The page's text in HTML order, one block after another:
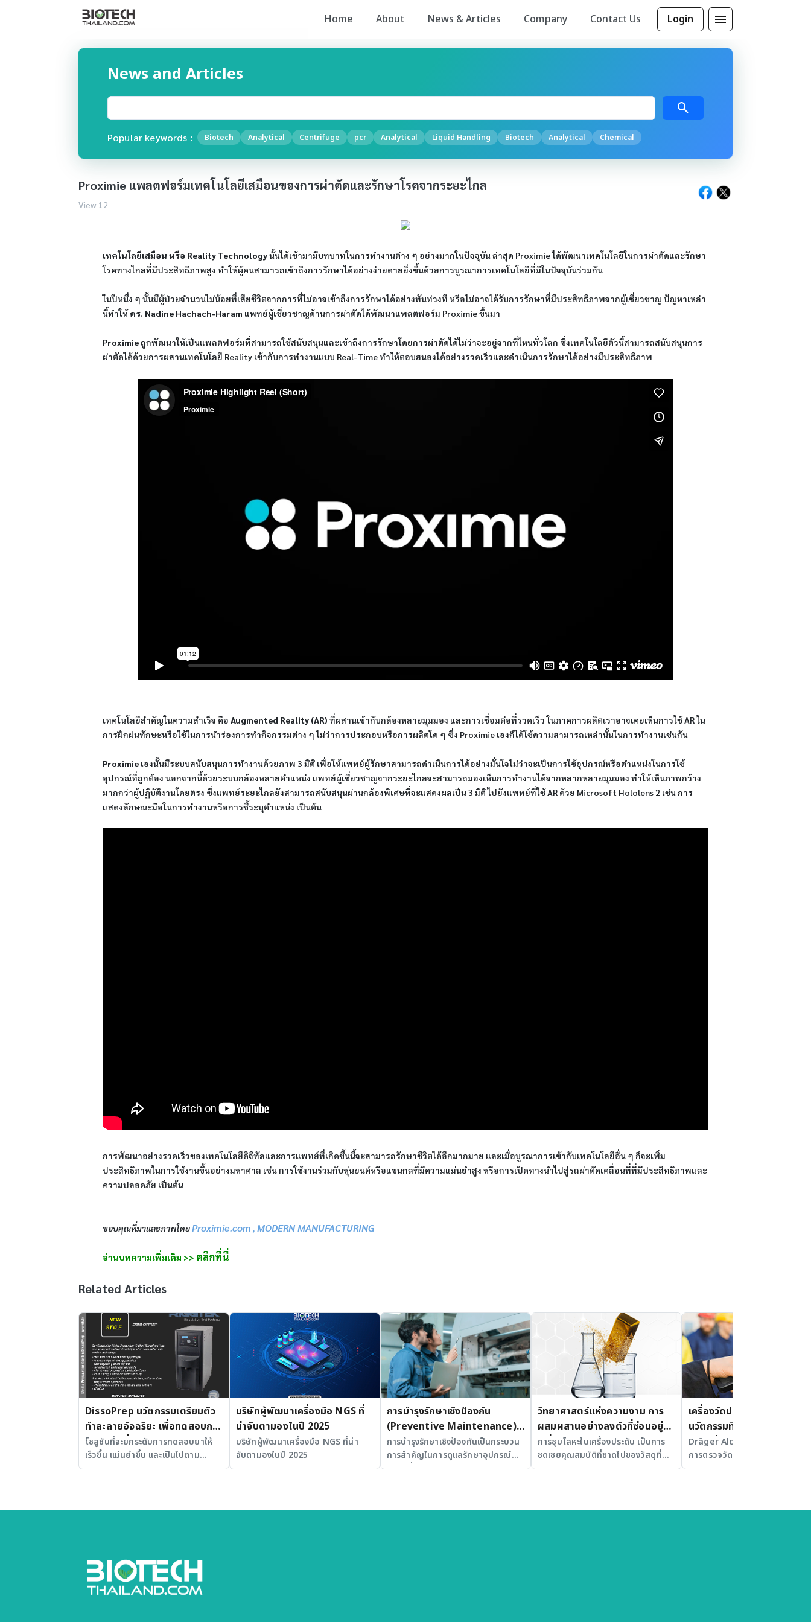
Home About News & Articles Company Contact Us Login
News and Articles
Popular keywords : Biotech Analytical Centrifuge pcr Analytical Liquid Handling Biotech Analytical Chemical
Proximie แพลตฟอร์มเทคโนโลยีเสมือนของการผ่าตัดและรักษาโรคจากระยะไกล
View 12
เทคโนโลยีเสมือน หรือ Reality Technologyนั้นได้เข้ามามีบทบาทในการทำงานต่าง ๆ อย่างมากในปัจจุบัน ล่าสุด Proximie ได้พัฒนาเทคโนโลยีในการผ่าตัดและรักษา
โรคทางไกลที่มีประสิทธิภาพสูง ทำให้ผู้คนสามารถเข้าถึงการรักษาได้อย่างง่ายดายยิ่งขึ้นด้วยการบูรณาการเทคโนโลยีที่มีในปัจจุบันร่วมกัน
ในปีหนึ่ง ๆ นั้นมีผู้ป่วยจำนวนไม่น้อยที่เสียชีวิตจากการที่ไม่อาจเข้าถึงการรักษาได้อย่างทันท่วงที หรือไม่อาจได้รับการรักษาที่มีประสิทธิภาพจากผู้เชี่ยวชาญ ปัญหาเหล่า
นี้ทำให้ดร. Nadine Hachach-Haram แพทย์ผู้เชี่ยวชาญด้านการผ่าตัดได้พัฒนาแพลตฟอร์ม Proximie ขึ้นมา
Proximieถูกพัฒนาให้เป็นแพลตฟอร์มที่สามารถใช้สนับสนุนและเข้าถึงการรักษาโดยการผ่าตัดได้ไม่ว่าจะอยู่จากที่ไหนทั่วโลก ซึ่งเทคโนโลยีตัวนี้สามารถสนับสนุนการ
ผ่าตัดได้ด้วยการผสานเทคโนโลยี Reality เข้ากับการทำงานแบบ Real-Time ทำให้ตอบสนองได้อย่างรวดเร็วและดำเนินการรักษาได้อย่างมีประสิทธิภาพ
เทคโนโลยีสำคัญในความสำเร็จ คือ Augmented Reality (AR) ที่ผสานเข้ากับกล้องหลายมุมมอง และการเชื่อมต่อที่รวดเร็ว ในภาคการผลิตเราอาจเคยเห็นการใช้ AR ใน
การฝึกฝนทักษะหรือใช้ในการนำร่องการทำกิจกรรมต่าง ๆ ไม่ว่าการประกอบหรือการผลิตใด ๆ ซึ่ง Proximie เองก็ได้ใช้ความสามารถเหล่านั้นในการทำงานเช่นกัน
Proximie เองนั้นมีระบบสนับสนุนการทำงานด้วยภาพ 3 มิติ เพื่อให้แพทย์ผู้รักษาสามารถดำเนินการได้อย่างมั่นใจไม่ว่าจะเป็นการใช้อุปกรณ์หรือตำแหน่งในการใช้
อุปกรณ์ที่ถูกต้อง นอกจากนี้ด้วยระบบกล้องหลายตำแหน่ง แพทย์ผู้เชี่ยวชาญจากระยะไกลจะสามารถมองเห็นการทำงานได้จากหลากหลายมุมมอง ทำให้เห็นภาพกว้าง
มากกว่าผู้ปฏิบัติงานโดยตรง ซึ่งแพทย์ระยะไกลยังสามารถสนับสนุนผ่านกล้องพิเศษที่จะแสดงผลเป็น 3 มิติ ไปยังแพทย์ที่ใช้ AR ด้วย Microsoft Hololens 2 เช่น การ
แสดงลักษณะมือในการทำงานหรือการชี้ระบุตำแหน่ง เป็นต้น
การพัฒนาอย่างรวดเร็วของเทคโนโลยีดิจิทัลและการแพทย์ที่เกิดขึ้นนี้จะสามารถรักษาชีวิตได้อีกมากมาย และเมื่อบูรณาการเข้ากับเทคโนโลยีอื่น ๆ ก็จะเพิ่ม
ประสิทธิภาพในการใช้งานขึ้นอย่างมหาศาล เช่น การใช้งานร่วมกับหุ่นยนต์หรือแขนกลที่มีความแม่นยำสูง หรือการเปิดทางนำไปสู่รถผ่าตัดเคลื่อนที่ที่มีประสิทธิภาพและ
ความปลอดภัย เป็นต้น
ขอบคุณที่มาและภาพโดยProximie.com , MODERN MANUFACTURING
อ่านบทความเพิ่มเติม >> คลิกที่นี่
Related Articles
DissoPrep นวัตกรรมเตรียมตัว
ทำละลายอัจฉริยะ เพื่อทดสอบการ
ละลายยาที่แม่นยำและได้
มาตรฐาน
โซลูชันที่จะยกระดับการทดสอบยาให้
เร็วขึ้น แม่นยำขึ้น และเป็นไปตาม
มาตรฐานสากล
บริษัทผู้พัฒนาเครื่องมือ NGS ที่
น่าจับตามองในปี 2025
บริษัทผู้พัฒนาเครื่องมือ NGS ที่น่า
จับตามองในปี 2025
การบำรุงรักษาเชิงป้องกัน
(Preventive Maintenance)
สำหรับ Fume Hood ในห้อง
ปฏิบัติการ
การบำรุงรักษาเชิงป้องกันเป็นกระบวน
การสำคัญในการดูแลรักษาอุปกรณ์
และเครื่องมือในห้องปฏิบัติการ
วิทยาศาสตร์แห่งความงาม การ
ผสมผสานอย่างลงตัวที่ซ่อนอยู่ใน
เครื่องประดับ
การชุบโลหะในเครื่องประดับ เป็นการ
ชดเชยคุณสมบัติที่ขาดไปของวัสดุที่
เป็นตัวถูกชุบ
เครื่องวัดปริมาณแอลกอฮอล์
นวัตกรรมที่ก้าวสู่ความปลอด
อย่างยั่งยืน
Dräger Alcotest 7000 นวัตกร
การตรวจวัดแอลกอฮอล์ที่ใช้งานง่
รวดเร็ว และแม่นยำ